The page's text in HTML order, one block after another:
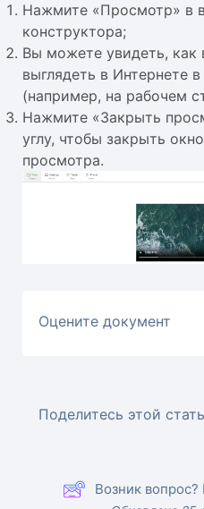
Нажмите «Просмотр» в
конструктора;
Вы можете увидеть, как
выглядеть в Интернете
(например, на рабочем
Нажмите «Закрыть
углу, чтобы закрыть
просмотра.
Оцените документ
Поделитесь этой
Возник